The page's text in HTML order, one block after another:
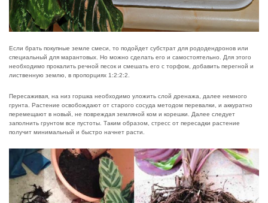
Если брать покупные земле смеси, то подойдет субстрат для рододендронов или
специальный для марантовых. Но можно сделать его и самостоятельно. Для этого
необходимо прокалить речной песок и смешать его с торфом, добавить перегной и
лиственную землю, в пропорциях 1:2:2:2.
Пересаживая, на низ горшка необходимо уложить слой дренажа, далее немного
грунта. Растение освобождают от старого сосуда методом перевалки, и аккуратно
перемещают в новый, не повреждая земляной ком и корешки. Далее следует
заполнить грунтом все пустоты. Таким образом, стресс от пересадки растение
получит минимальный и быстро начнет расти.